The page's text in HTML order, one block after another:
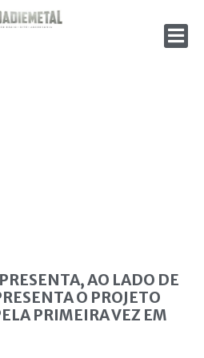
AO LADO DE
O PROJETO
PRIMEIRA VEZ EM